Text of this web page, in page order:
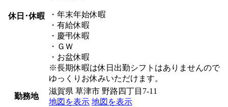
休日･休暇
・年末年始休暇
・有給休暇
・慶弔休暇
・ＧＷ
・お盆休暇
※長期休暇は休日出勤シフトはありませんので
ゆっくりお休みいただけます。
勤務地
滋賀県 草津市 野路四丁目7-11
地図を表示 地図を表示